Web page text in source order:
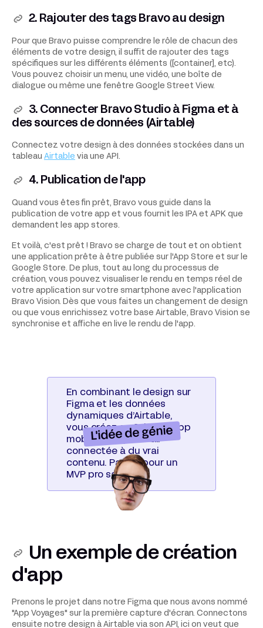
2. Rajouter des tags Bravo au design
Pour que Bravo puisse comprendre le rôle de chacun des
éléments de votre design, il suffit de rajouter des tags
spécifiques sur les différents éléments ([container], etc).
Vous pouvez choisir un menu, une vidéo, une boîte de
dialogue ou même une fenêtre Google Street View.
3. Connecter Bravo Studio à Figma et à
des sources de données (Airtable)
Connectez votre design à des données stockées dans un
tableau Airtable via une API.
4. Publication de l'app
Quand vous êtes fin prêt, Bravo vous guide dans la
publication de votre app et vous fournit les IPA et APK que
demandent les app stores.
Et voilà, c'est prêt ! Bravo se charge de tout et on obtient
une application prête à être publiée sur l'App Store et sur le
Google Store. De plus, tout au long du processus de
création, vous pouvez visualiser le rendu en temps réel de
votre application sur votre smartphone avec l'application
Bravo Vision. Dès que vous faites un changement de design
ou que vous enrichissez votre base Airtable, Bravo Vision se
synchronise et affiche en live le rendu de l'app.
En combinant le design sur
Figma et les données
dynamiques d’Airtable,
vous créez en 24h une app
mobile design-first…
connectée à du vrai
contenu. Parfait pour un
MVP pro sans dev.
L'idée de génie
Un exemple de création
d'app
Prenons le projet dans notre Figma que nous avons nommé
"App Voyages" sur la première capture d'écran. Connectons
ensuite notre design à Airtable via son API, ici on veut que